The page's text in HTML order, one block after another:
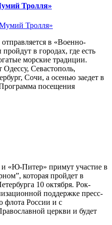
Тролля»
в «Военно-
в городах, где есть
морские традиции.
Одессу, Севастополь,
Сочи, а осенью заедет в
посещения
«Ю-Питер» примут участие в
которая пройдет в
10 октября. Рок-
поддержке пресс-
флота России и с
церкви и будет